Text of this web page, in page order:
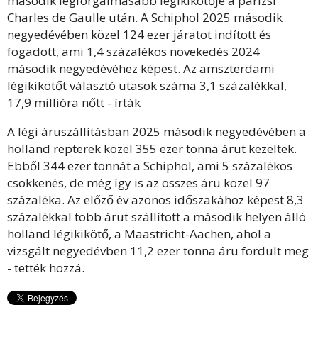
Charles de Gaulle után. A Schiphol 2025 második
negyedévében közel 124 ezer járatot indított és
fogadott, ami 1,4 százalékos növekedés 2024
második negyedévéhez képest. Az amszterdami
légikikötőt választó utasok száma 3,1 százalékkal,
17,9 millióra nőtt - írták
A légi áruszállításban 2025 második negyedévében a
holland repterek közel 355 ezer tonna árut kezeltek.
Ebből 344 ezer tonnát a Schiphol, ami 5 százalékos
csökkenés, de még így is az összes áru közel 97
százaléka. Az előző év azonos időszakához képest 8,3
százalékkal több árut szállított a második helyen álló
holland légikikötő, a Maastricht-Aachen, ahol a
vizsgált negyedévben 11,2 ezer tonna áru fordult meg
- tették hozzá.